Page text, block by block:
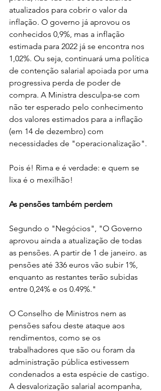
atualizados para cobrir o valor da
inflação. O governo já aprovou os
conhecidos 0,9%, mas a inflação
estimada para 2022 já se encontra nos
1,02%. Ou seja, continuará uma política
de contenção salarial apoiada por uma
progressiva perda de poder de
compra. A Ministra desculpa-se com
não ter esperado pelo conhecimento
dos valores estimados para a inflação
(em 14 de dezembro) com
necessidades de "operacionalização".
Pois é! Rima e é verdade: e quem se
lixa é o mexilhão!
As pensões também perdem
Segundo o "Negócios", "O Governo
aprovou ainda a atualização de todas
as pensões. A partir de 1 de janeiro. as
pensões até 336 euros vão subir 1%,
enquanto as restantes terão subidas
entre 0,24% e os 0.49%."
O Conselho de Ministros nem as
pensões safou deste ataque aos
rendimentos, como se os
trabalhadores que são ou foram da
administração pública estivessem
condenados a esta espécie de castigo.
A desvalorização salarial acompanha,